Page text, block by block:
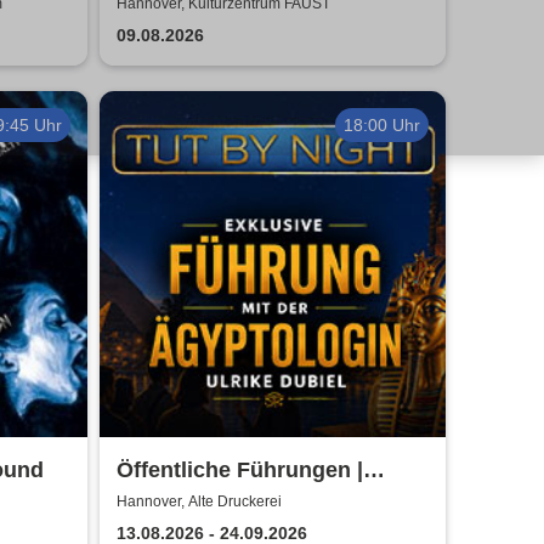
Hannover, Kulturzentrum FAUST
09.08.2026
Uhr 18:00 Uhr
Öffentliche Führungen |
TUTANCHAMUN | Hannover -
Ein Immersives Abenteuer
Hannover, Alte Druckerei
13.08.2026 - 24.09.2026